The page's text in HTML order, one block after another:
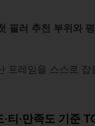
필러 추천 부위와
프레임을 스스로 잡
티·만족도 기준